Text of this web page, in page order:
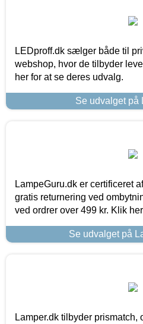
LEDproff.dk sælger både til
webshop, hvor de tilbyder
her for at se deres udvalg.
Se udvalget på
LampeGuru.dk er certificeret
gratis returnering ved
ved ordrer over 499 kr. Klik
Se udvalget på
Lamper.dk tilbyder prismatch,